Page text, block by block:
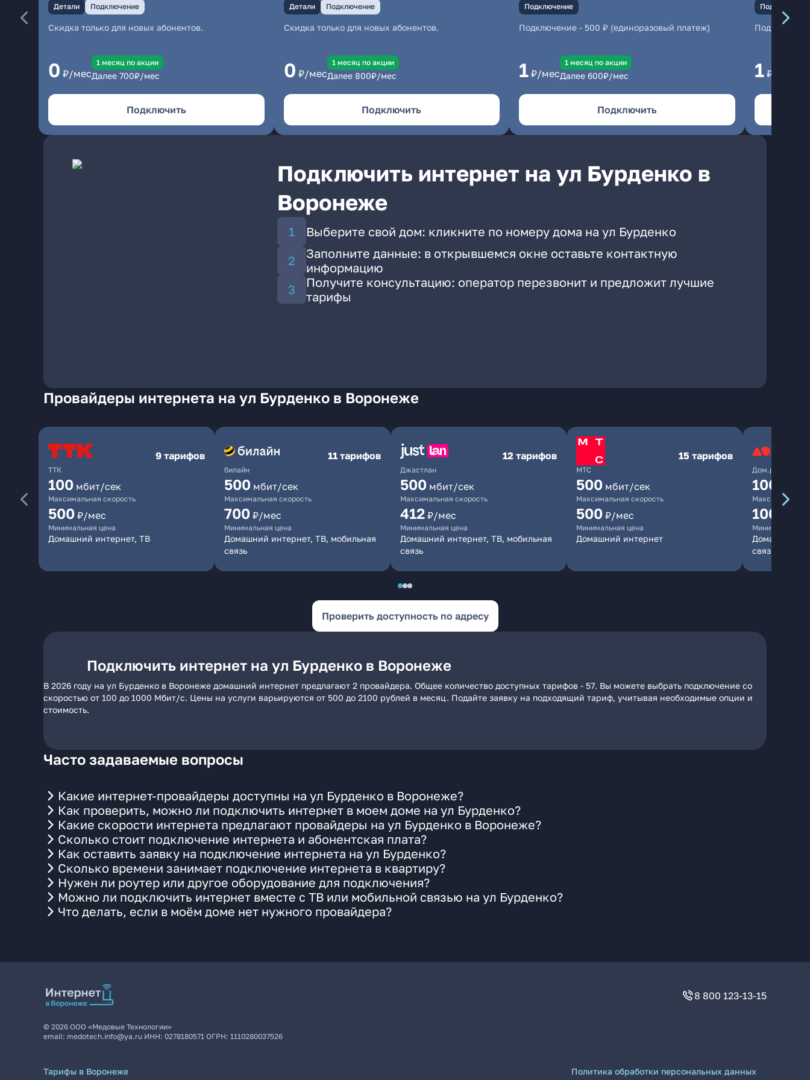
Детали Подключение
Скидка только для новых абонентов.
0 ₽/мес
1 месяц по акции
Далее 700₽/мес
Подключить
Детали Подключение
Скидка только для новых абонентов.
0 ₽/мес
1 месяц по акции
Далее 800₽/мес
Подключить
Подключение
Подключение - 500 ₽ (единоразовый платеж)
1 ₽/мес
1 месяц по акции
Далее 600₽/мес
Подключить
Подключение
1 ₽/мес
Подключить интернет на ул Бурденко в
Воронеже
Выберите свой дом: кликните по номеру дома на ул Бурденко
Заполните данные: в открывшемся окне оставьте контактную
информацию
Получите консультацию: оператор перезвонит и предложит лучшие
тарифы
Провайдеры интернета на ул Бурденко в Воронеже
ТТК
9 тарифов
100 мбит/сек
Максимальная скорость
500 ₽/мес
Минимальная цена
Домашний интернет, ТВ
билайн
11 тарифов
500 мбит/сек
Максимальная скорость
700 ₽/мес
Минимальная цена
Домашний интернет, ТВ, мобильная
связь
Джастлан
12 тарифов
500 мбит/сек
Максимальная скорость
412 ₽/мес
Минимальная цена
Домашний интернет, ТВ, мобильная
связь
МТС
15 тарифов
500 мбит/сек
Максимальная скорость
500 ₽/мес
Минимальная цена
Домашний интернет
Дом.ру
1000
Максимальная
1000
Минимальная
Домашний
связь
Проверить доступность по адресу
Подключить интернет на ул Бурденко в Воронеже
В 2026 году на ул Бурденко в Воронеже домашний интернет предлагают 2 провайдера. Общее количество доступных тарифов - 57. Вы можете выбрать подключение со
скоростью от 100 до 1000 Мбит/с. Цены на услуги варьируются от 500 до 2100 рублей в месяц. Подайте заявку на подходящий тариф, учитывая необходимые опции и
стоимость.
Часто задаваемые вопросы
Какие интернет-провайдеры доступны на ул Бурденко в Воронеже?
Как проверить, можно ли подключить интернет в моем доме на ул Бурденко?
Какие скорости интернета предлагают провайдеры на ул Бурденко в Воронеже?
Сколько стоит подключение интернета и абонентская плата?
Как оставить заявку на подключение интернета на ул Бурденко?
Сколько времени занимает подключение интернета в квартиру?
Нужен ли роутер или другое оборудование для подключения?
Можно ли подключить интернет вместе с ТВ или мобильной связью на ул Бурденко?
Что делать, если в моём доме нет нужного провайдера?
8 800 123-13-15
© 2026 ООО «Медовые Технологии»
email: medotech.info@ya.ru ИНН: 0278180571 ОГРН: 1110280037526
Тарифы в Воронеже
Политика обработки персональных данных